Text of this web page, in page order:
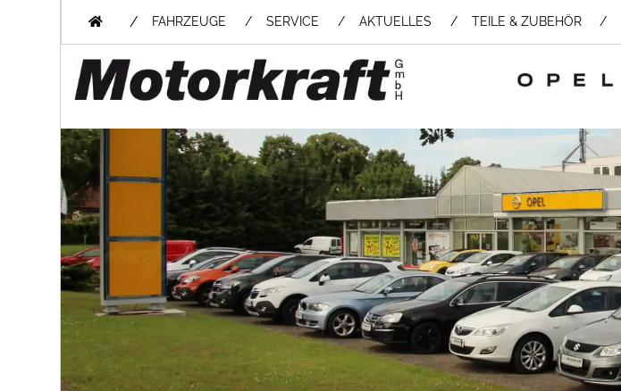
/ FAHRZEUGE SERVICE AKTUELLES TEILE & ZUBEHÖR /